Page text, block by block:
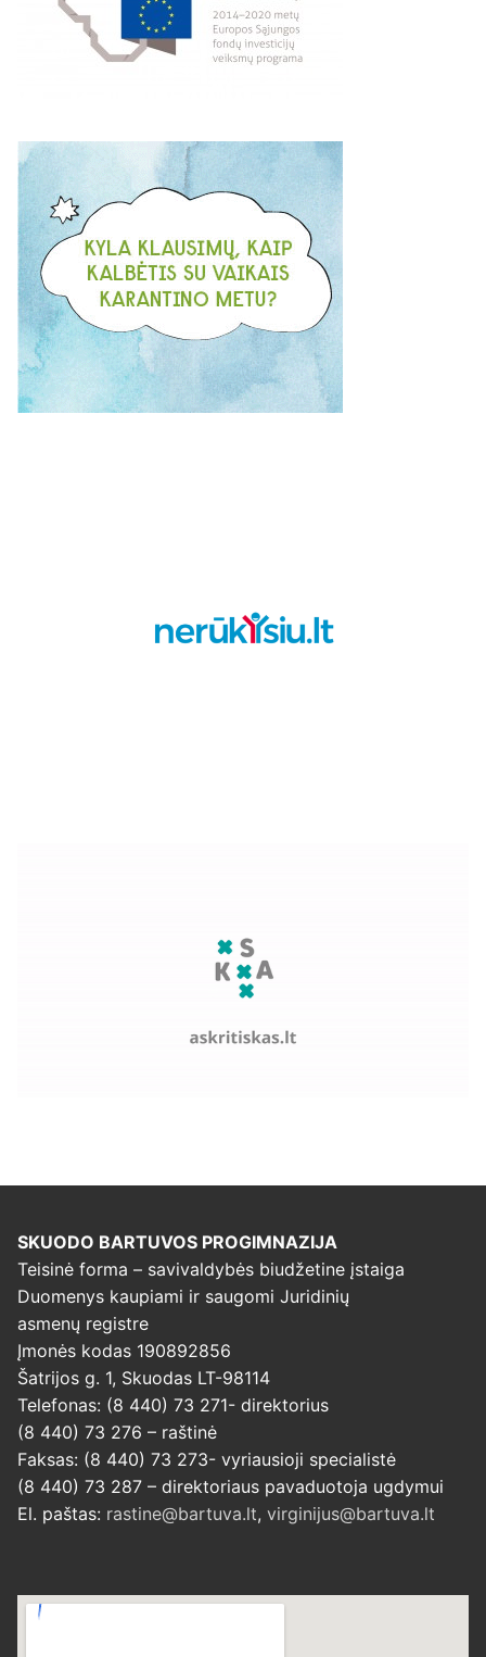
SKUODO BARTUVOS PROGIMNAZIJA
Teisinė forma – savivaldybės biudžetine įstaiga
Duomenys kaupiami ir saugomi Juridinių
asmenų registre
Įmonės kodas 190892856
Šatrijos g. 1, Skuodas LT-98114
Telefonas: (8 440) 73 271- direktorius
(8 440) 73 276 – raštinė
Faksas: (8 440) 73 273- vyriausioji specialistė
(8 440) 73 287 – direktoriaus pavaduotoja ugdymui
El. paštas: rastine@bartuva.lt, virginijus@bartuva.lt